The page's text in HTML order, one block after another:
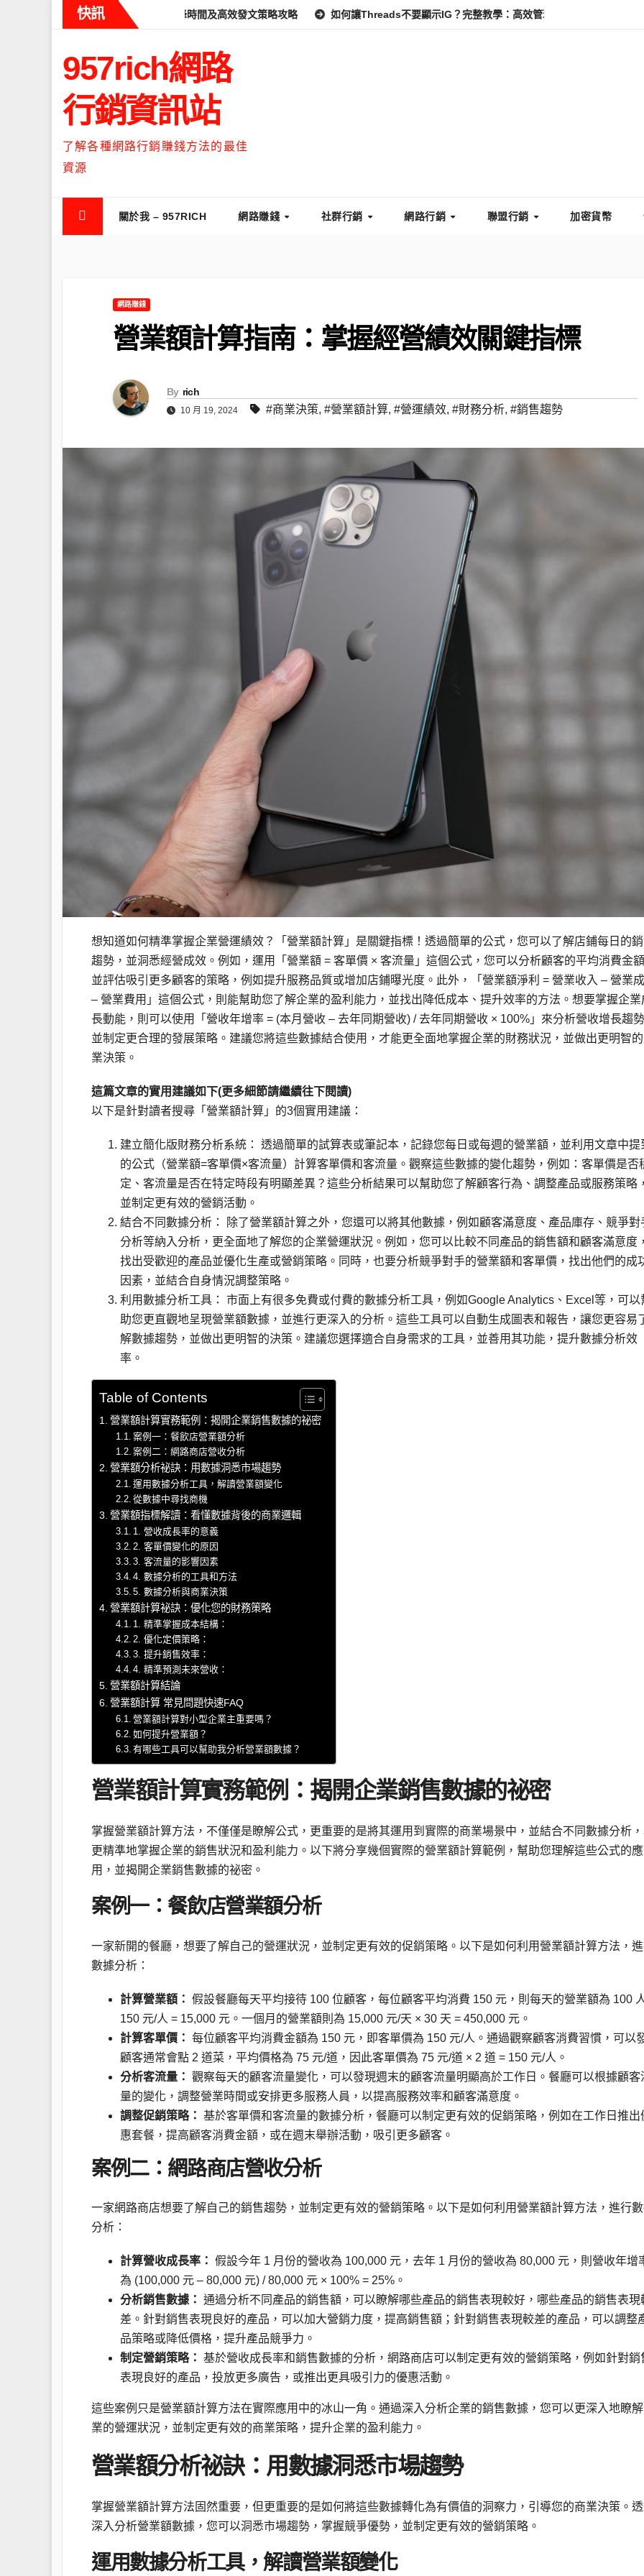
快訊
時候流量最高？流量高峰時間及高效發文策略攻略 如何讓Threads不要顯示IG？完整教學：高效管理你的線上隱私與數據安全
957rich網路
行銷資訊站
了解各種網路行銷賺錢方法的最佳
資源
關於我 – 957RICH 網路賺錢 社群行銷 網路行銷 聯盟行銷 加密貨幣
網路賺錢
營業額計算指南：掌握經營績效關鍵指標
By rich
10 月 19, 2024 #商業決策, #營業額計算, #營運績效, #財務分析, #銷售趨勢
想知道如何精準掌握企業營運績效？「營業額計算」是關鍵指標！透過簡單的公式，您可以了解店鋪每日的
趨勢，並洞悉經營成效。例如，運用「營業額 = 客單價 × 客流量」這個公式，您可以分析顧客的平均消費金
並評估吸引更多顧客的策略，例如提升服務品質或增加店鋪曝光度。此外，「營業額淨利 = 營業收入 – 營業
– 營業費用」這個公式，則能幫助您了解企業的盈利能力，並找出降低成本、提升效率的方法。想要掌握企業
長動能，則可以使用「營收年增率 = (本月營收 – 去年同期營收) / 去年同期營收 × 100%」來分析營收增長趨
並制定更合理的發展策略。建議您將這些數據結合使用，才能更全面地掌握企業的財務狀況，並做出更明智
業決策。
這篇文章的實用建議如下(更多細節請繼續往下閱讀)
以下是針對讀者搜尋「營業額計算」的3個實用建議：
建立簡化版財務分析系統： 透過簡單的試算表或筆記本，記錄您每日或每週的營業額，並利用文章中提
的公式（營業額=客單價×客流量）計算客單價和客流量。觀察這些數據的變化趨勢，例如：客單價是否
定、客流量是否在特定時段有明顯差異？這些分析結果可以幫助您了解顧客行為、調整產品或服務策略
並制定更有效的營銷活動。
結合不同數據分析： 除了營業額計算之外，您還可以將其他數據，例如顧客滿意度、產品庫存、競爭對
分析等納入分析，更全面地了解您的企業營運狀況。例如，您可以比較不同產品的銷售額和顧客滿意度
找出受歡迎的產品並優化生產或營銷策略。同時，也要分析競爭對手的營業額和客單價，找出他們的成
因素，並結合自身情況調整策略。
利用數據分析工具： 市面上有很多免費或付費的數據分析工具，例如Google Analytics、Excel等，可以
助您更直觀地呈現營業額數據，並進行更深入的分析。這些工具可以自動生成圖表和報告，讓您更容易
解數據趨勢，並做出更明智的決策。建議您選擇適合自身需求的工具，並善用其功能，提升數據分析效
率。
Table of Contents
營業額計算實務範例：揭開企業銷售數據的祕密
案例一：餐飲店營業額分析
案例二：網路商店營收分析
營業額分析祕訣：用數據洞悉市場趨勢
運用數據分析工具，解讀營業額變化
從數據中尋找商機
營業額指標解讀：看懂數據背後的商業邏輯
1. 營收成長率的意義
2. 客單價變化的原因
3. 客流量的影響因素
4. 數據分析的工具和方法
5. 數據分析與商業決策
營業額計算祕訣：優化您的財務策略
1. 精準掌握成本結構：
2. 優化定價策略：
3. 提升銷售效率：
4. 精準預測未來營收：
營業額計算結論
營業額計算 常見問題快速FAQ
營業額計算對小型企業主重要嗎？
如何提升營業額？
有哪些工具可以幫助我分析營業額數據？
營業額計算實務範例：揭開企業銷售數據的祕密
掌握營業額計算方法，不僅僅是瞭解公式，更重要的是將其運用到實際的商業場景中，並結合不同數據分析
更精準地掌握企業的銷售狀況和盈利能力。以下將分享幾個實際的營業額計算範例，幫助您理解這些公式的應
用，並揭開企業銷售數據的祕密。
案例一：餐飲店營業額分析
一家新開的餐廳，想要了解自己的營運狀況，並制定更有效的促銷策略。以下是如何利用營業額計算方法，
數據分析：
計算營業額： 假設餐廳每天平均接待 100 位顧客，每位顧客平均消費 150 元，則每天的營業額為 100
150 元/人 = 15,000 元。一個月的營業額則為 15,000 元/天 × 30 天 = 450,000 元。
計算客單價： 每位顧客平均消費金額為 150 元，即客單價為 150 元/人。通過觀察顧客消費習慣，可以
顧客通常會點 2 道菜，平均價格為 75 元/道，因此客單價為 75 元/道 × 2 道 = 150 元/人。
分析客流量： 觀察每天的顧客流量變化，可以發現週末的顧客流量明顯高於工作日。餐廳可以根據顧客
量的變化，調整營業時間或安排更多服務人員，以提高服務效率和顧客滿意度。
調整促銷策略： 基於客單價和客流量的數據分析，餐廳可以制定更有效的促銷策略，例如在工作日推出
惠套餐，提高顧客消費金額，或在週末舉辦活動，吸引更多顧客。
案例二：網路商店營收分析
一家網路商店想要了解自己的銷售趨勢，並制定更有效的營銷策略。以下是如何利用營業額計算方法，進行
分析：
計算營收成長率： 假設今年 1 月份的營收為 100,000 元，去年 1 月份的營收為 80,000 元，則營收年增
為 (100,000 元 – 80,000 元) / 80,000 元 × 100% = 25%。
分析銷售數據： 通過分析不同產品的銷售額，可以瞭解哪些產品的銷售表現較好，哪些產品的銷售表現
差。針對銷售表現良好的產品，可以加大營銷力度，提高銷售額；針對銷售表現較差的產品，可以調整
品策略或降低價格，提升產品競爭力。
制定營銷策略： 基於營收成長率和銷售數據的分析，網路商店可以制定更有效的營銷策略，例如針對銷
表現良好的產品，投放更多廣告，或推出更具吸引力的優惠活動。
這些案例只是營業額計算方法在實際應用中的冰山一角。通過深入分析企業的銷售數據，您可以更深入地瞭
業的營運狀況，並制定更有效的商業策略，提升企業的盈利能力。
營業額分析祕訣：用數據洞悉市場趨勢
掌握營業額計算方法固然重要，但更重要的是如何將這些數據轉化為有價值的洞察力，引導您的商業決策。
深入分析營業額數據，您可以洞悉市場趨勢，掌握競爭優勢，並制定更有效的營銷策略。
運用數據分析工具，解讀營業額變化